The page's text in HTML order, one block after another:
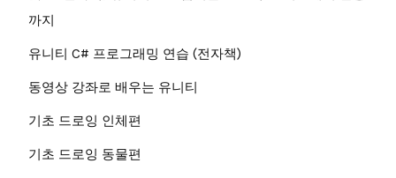
까지
유니티 C# 프로그래밍 연습 (전자책)
동영상 강좌로 배우는 유니티
기초 드로잉 인체편
기초 드로잉 동물편